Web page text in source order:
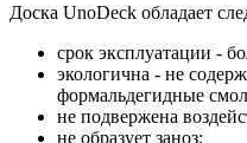
Доска UnoDeck обладает
срок эксплуатации -
экологична - не
формальдегидные
не подвержена
не образует заноз;